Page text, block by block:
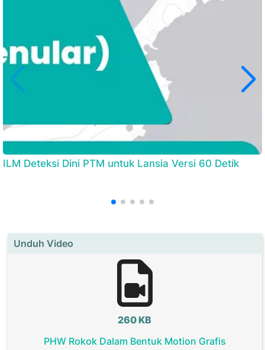
ILM Deteksi Dini PTM untuk Lansia Versi 60 Detik
Unduh Video
260 KB
PHW Rokok Dalam Bentuk Motion Grafis